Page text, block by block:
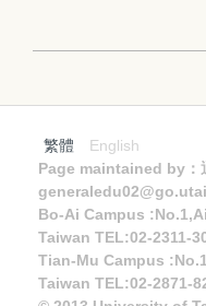
繁體
English
Page maintained by：
Bo-Ai Campus
Taiwan TEL:02-2311-
Tian-Mu Campus
Taiwan TEL:02-2871-